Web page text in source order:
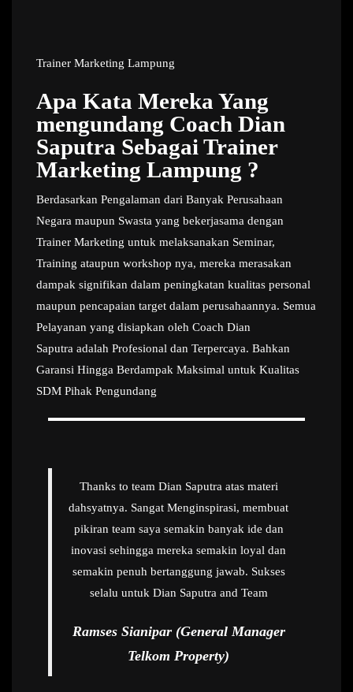
Trainer Marketing Lampung
Apa Kata Mereka Yang
mengundang Coach Dian
Saputra Sebagai Trainer
Marketing Lampung ?
Berdasarkan Pengalaman dari Banyak Perusahaan
Negara maupun Swasta yang bekerjasama dengan
Trainer Marketing untuk melaksanakan Seminar,
Training ataupun workshop nya, mereka merasakan
dampak signifikan dalam peningkatan kualitas personal
maupun pencapaian target dalam perusahaannya. Semua
Pelayanan yang disiapkan oleh Coach Dian
Saputra adalah Profesional dan Terpercaya. Bahkan
Garansi Hingga Berdampak Maksimal untuk Kualitas
SDM Pihak Pengundang
Thanks to team Dian Saputra atas materi
dahsyatnya. Sangat Menginspirasi, membuat
pikiran team saya semakin banyak ide dan
inovasi sehingga mereka semakin loyal dan
semakin penuh bertanggung jawab. Sukses
selalu untuk Dian Saputra and Team
Ramses Sianipar (General Manager
Telkom Property)